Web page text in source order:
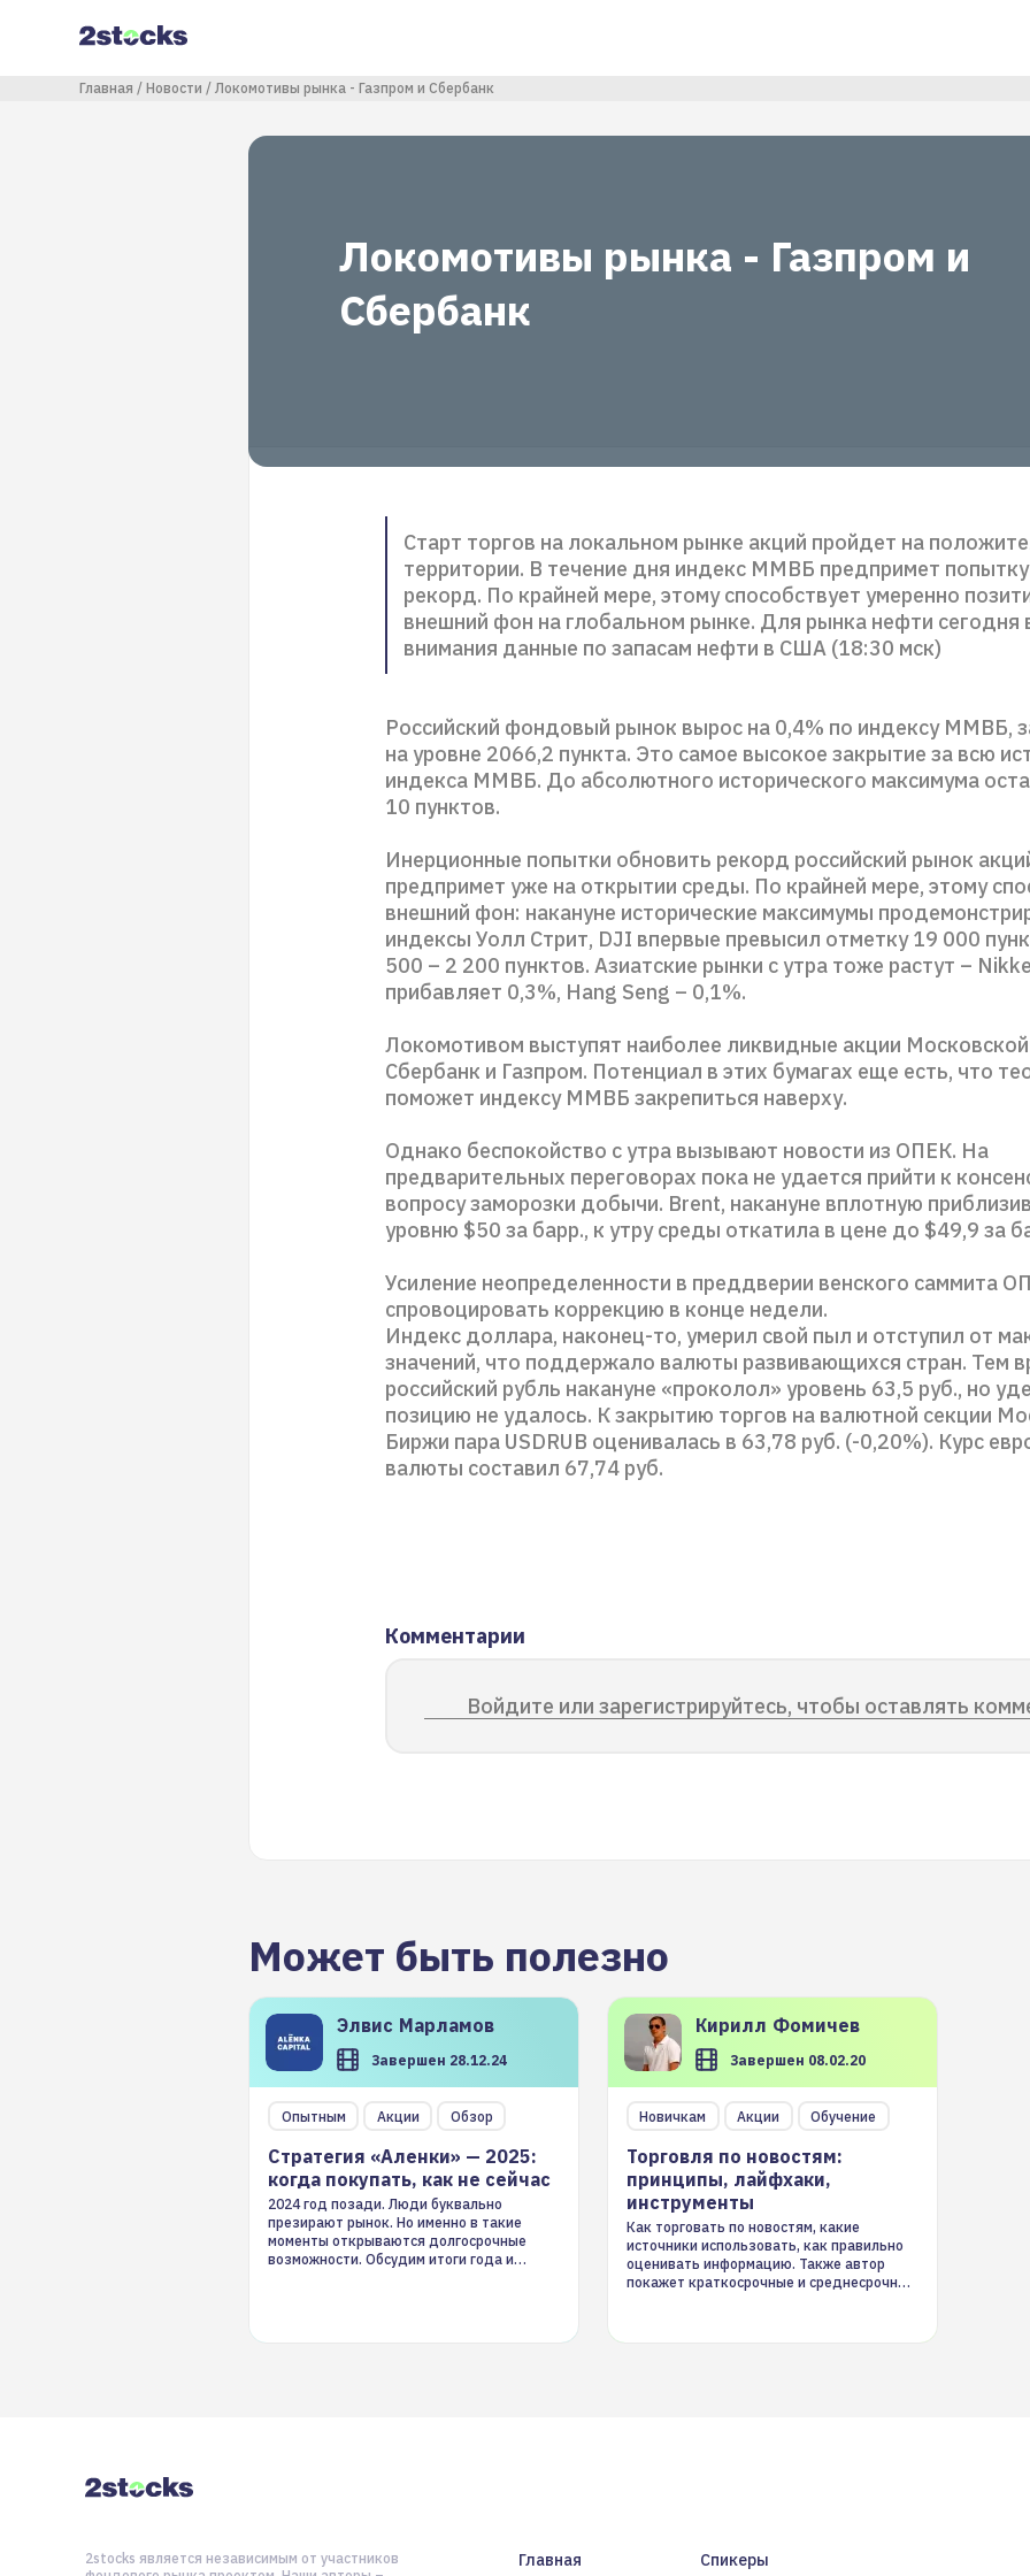
содержанию
Строка навигации
Главная Новости Локомотивы рынка - Газпром и Сбербанк
Локомотивы рынка - Газпром и
Сбербанк
Старт торгов на локальном рынке акций пройдет на
территории. В течение дня индекс ММВБ предпримет
рекорд. По крайней мере, этому способствует умеренно
внешний фон на глобальном рынке. Для рынка нефти сегодня
внимания данные по запасам нефти в США (18:30 мск)
Российский фондовый рынок вырос на 0,4% по индексу ММВБ,
на уровне 2066,2 пункта. Это самое высокое закрытие за всю
индекса ММВБ. До абсолютного исторического максимума
10 пунктов.
Инерционные попытки обновить рекорд российский рынок
предпримет уже на открытии среды. По крайней мере, этому
внешний фон: накануне исторические максимумы
индексы Уолл Стрит, DJI впервые превысил отметку 19 000
500 – 2 200 пунктов. Азиатские рынки с утра тоже растут –
прибавляет 0,3%, Hang Seng – 0,1%.
Локомотивом выступят наиболее ликвидные акции
Сбербанк и Газпром. Потенциал в этих бумагах еще есть, что
поможет индексу ММВБ закрепиться наверху.
Однако беспокойство с утра вызывают новости из ОПЕК. На
предварительных переговорах пока не удается прийти к
вопросу заморозки добычи. Brent, накануне вплотную
уровню $50 за барр., к утру среды откатила в цене до $49,9 за
Усиление неопределенности в преддверии венского саммита
спровоцировать коррекцию в конце недели.
Индекс доллара, наконец-то, умерил свой пыл и отступил от
значений, что поддержало валюты развивающихся стран. Тем
российский рубль накануне «проколол» уровень 63,5 руб., но
позицию не удалось. К закрытию торгов на валютной секции
Биржи пара USDRUB оценивалась в 63,78 руб. (-0,20%). Курс
валюты составил 67,74 руб.
Комментарии
Войдите или зарегистрируйтесь, чтобы оставлять
Может быть полезно
Элвис Марламов
Завершен 28.12.24
Опытным Акции Обзор
Стратегия «Аленки» — 2025:
когда покупать, как не сейчас
2024 год позади. Люди буквально
презирают рынок. Но именно в такие
моменты открываются долгосрочные
возможности. Обсудим итоги года и
Кирилл Фомичев
Завершен 08.02.20
Новичкам Акции Обучение
Торговля по новостям:
принципы, лайфхаки,
инструменты
Как торговать по новостям, какие
источники использовать, как правильно
оценивать информацию. Также автор
покажет краткосрочные и среднесрочные
Главная Спикеры
2stocks является независимым от участников